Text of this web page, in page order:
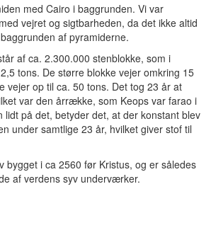
med Cairo i baggrunden. Vi var
vejret og sigtbarheden, da det ikke altid
af pyramiderne.
af ca. 2.300.000 stenblokke, som i
tons. De større blokke vejer omkring 15
vejer op til ca. 50 tons. Det tog 23 år at
var den årrække, som Keops var farao i
lidt på det, betyder det, at der konstant blev
under samtlige 23 år, hvilket giver stof til
bygget i ca 2560 før Kristus, og er således
af verdens syv underværker.